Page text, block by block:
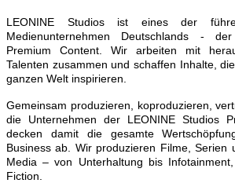
LEONINE Studios ist eines der
Medienunternehmen Deutschlands -
Premium Content. Wir arbeiten mit
Talenten zusammen und schaffen Inhalte,
ganzen Welt inspirieren.
Gemeinsam produzieren, koproduzieren,
die Unternehmen der LEONINE Studios
decken damit die gesamte
Business ab. Wir produzieren Filme, Serien
Media – von Unterhaltung bis
Fiction.